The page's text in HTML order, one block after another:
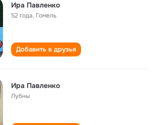
Ира Павленко
52 года, Гомель
Добавить в друзья
Ира Павленко
Лубны